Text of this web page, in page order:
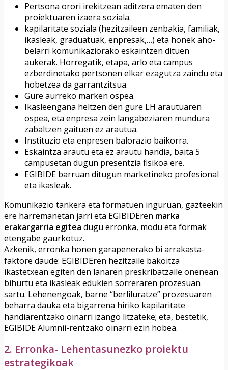
Pertsona orori irekitzean aditzera ematen den
proiektuaren izaera soziala.
kapilaritate soziala (hezitzaileen zenbakia, familiak,
ikasleak, graduatuak, enpresak,…) eta honek aho-
belarri komunikaziorako eskaintzen dituen
aukerak. Horregatik, etapa, arlo eta campus
ezberdinetako pertsonen elkar ezagutza zaindu eta
hobetzea da garrantzitsua.
Gure aurreko marken ospea.
Ikasleengana heltzen den gure LH arautuaren
ospea, eta enpresa zein langabeziaren mundura
zabaltzen gaituen ez arautua.
Instituzio eta enpresen balorazio baikorra.
Eskaintza arautu eta ez arautu handia, baita 5
campusetan dugun presentzia fisikoa ere.
EGIBIDE barruan ditugun marketineko profesional
eta ikasleak.
Komunikazio tankera eta formatuen inguruan, gazteekin
ere harremanetan jarri eta EGIBIDEren marka
erakargarria egitea dugu erronka, modu eta formak
etengabe gaurkotuz.
Azkenik, erronka honen garapenerako bi arrakasta-
faktore daude: EGIBIDEren hezitzaile bakoitza
ikastetxean egiten den lanaren preskribatzaile onenean
bihurtu eta ikasleak edukien sorreraren prozesuan
sartu. Lehenengoak, barne “berliluratze” prozesuaren
beharra dauka eta bigarrena hiriko kapilaritate
handiarentzako oinarri izango litzateke; eta, bestetik,
EGIBIDE Alumnii-rentzako oinarri ezin hobea.
2. Erronka- Lehentasunezko proiektu
estrategikoak